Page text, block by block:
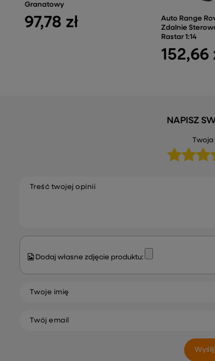
Granatowy
97,78 zł
Auto Range
Zdalnie
Rastar 1:14
152,66
NAPISZ
Twoja
Treść twojej opinii
Dodaj własne zdjęcie produktu:
Twoje imię
Twój email